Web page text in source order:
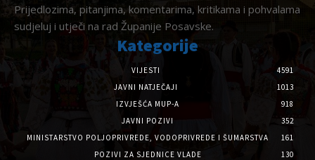
Prijedlozima, pitanjima, komentarima, kritikama i pohvalama
sudjeluj i utječi na rad Županije Posavske.
Kategorije
VIJESTI
4591
JAVNI NATJEČAJI
1013
IZVJEŠĆA MUP-A
918
JAVNI POZIVI
352
MINISTARSTVO POLJOPRIVREDE, VODOPRIVREDE I ŠUMARSTVA
161
POZIVI ZA SJEDNICE VLADE
130